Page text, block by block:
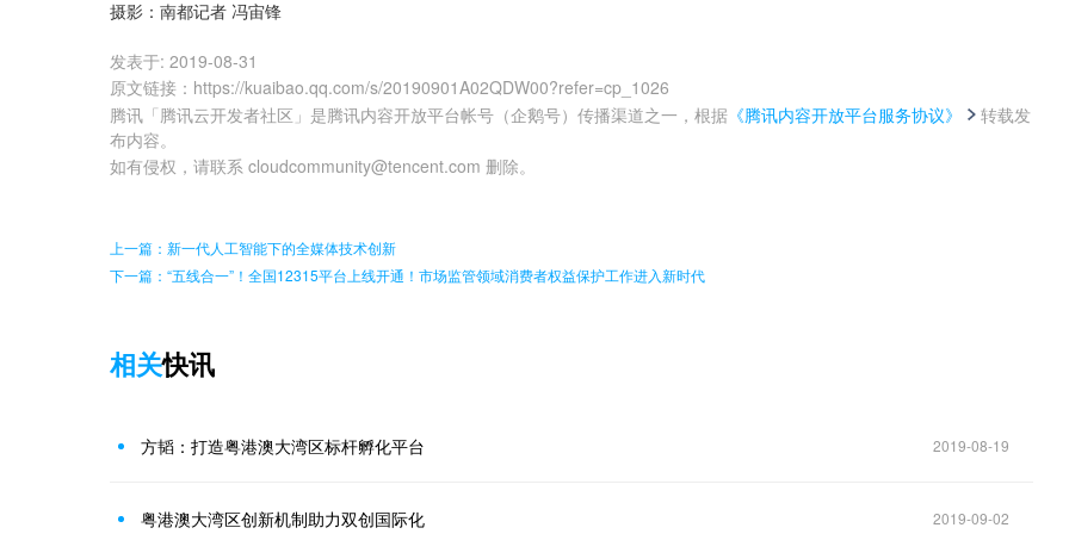
摄影：南都记者 冯宙锋
发表于: 2019-08-31
原文链接 ： https://kuaibao.qq.com/s/20190901A02QDW00?refer=cp_1026
腾讯「腾讯云开发者社区」是腾讯内容开放平台帐号（企鹅号）传播渠道之一，根据 《腾讯内容开放平台服务协议》
转载发
布内容。
如有侵权，请联系 cloudcommunity@tencent.com 删除。
上一篇：新一代人工智能下的全媒体技术创新
下一篇：“五线合一”！全国12315平台上线开通！市场监管领域消费者权益保护工作进入新时代
相关快讯
方韬：打造粤港澳大湾区标杆孵化平台 2019-08-19
粤港澳大湾区创新机制助力双创国际化 2019-09-02